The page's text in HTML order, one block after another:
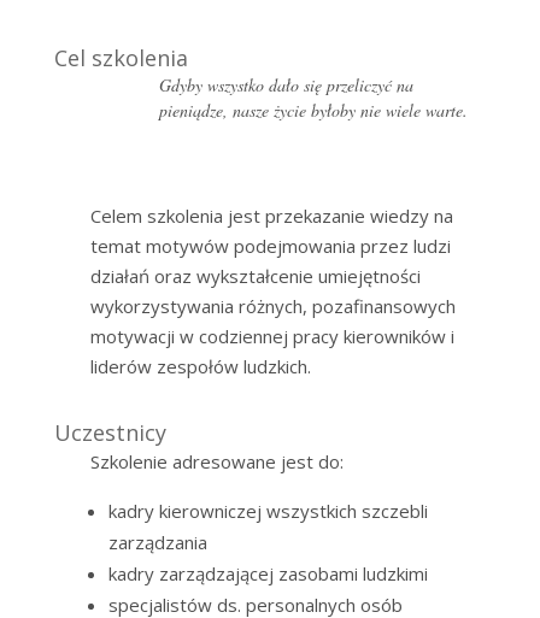
Cel szkolenia
Gdyby wszystko dało się przeliczyć na
pieniądze, nasze życie byłoby nie wiele warte.
Celem szkolenia jest przekazanie wiedzy na
temat motywów podejmowania przez ludzi
działań oraz wykształcenie umiejętności
wykorzystywania różnych, pozafinansowych
motywacji w codziennej pracy kierowników i
liderów zespołów ludzkich.
Uczestnicy
Szkolenie adresowane jest do:
kadry kierowniczej wszystkich szczebli
zarządzania
kadry zarządzającej zasobami ludzkimi
specjalistów ds. personalnych osób